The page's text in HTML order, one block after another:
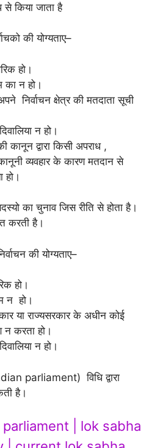
से किया जाता है
की योग्यताए–
हो।
का न हो।
निर्वाचन क्षेत्र की मतदाता सूची
न हो।
द्वारा किसी अपराध ,
व्यवहार के कारण मतदान से
हो।
का चुनाव जिस रीति से होता है।
करती है।
की योग्यताए–
हो।
न हो।
या राज्यसरकार के अधीन कोई
न करता हो।
न हो।
parliament) विधि द्वारा
है।
| lok sabha